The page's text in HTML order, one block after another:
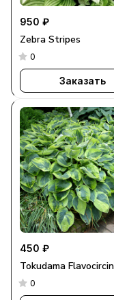
950 ₽
Zebra Stripes
0
Заказать
450 ₽
Tokudama
0